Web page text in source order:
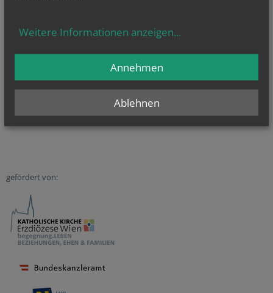
Ehe-, Familien- und Lebensberatung
gefördert von:
Weitere Informationen anzeigen...
Ablehnen
Annehmen